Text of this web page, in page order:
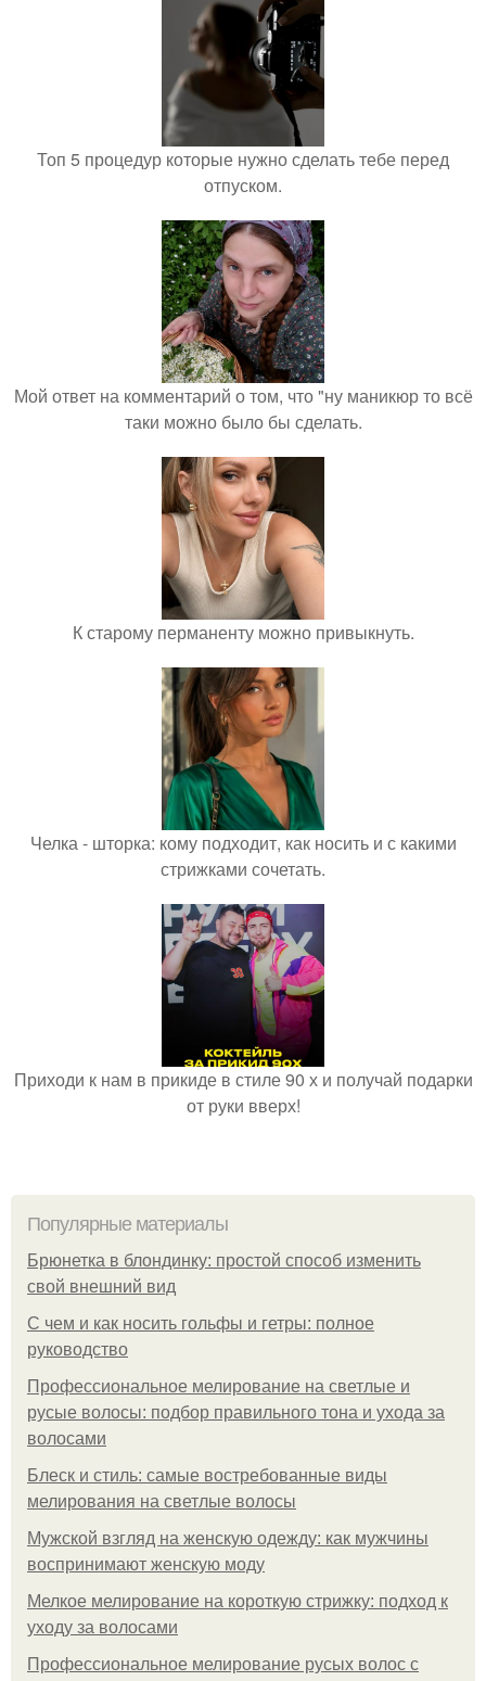
Топ 5 процедур которые нужно сделать тебе перед
отпуском.
Мой ответ на комментарий о том, что "ну маникюр то всё
таки можно было бы сделать.
К старому перманенту можно привыкнуть.
Челка - шторка: кому подходит, как носить и с какими
стрижками сочетать.
Приходи к нам в прикиде в стиле 90 х и получай подарки
от руки вверх!
Популярные материалы
Брюнетка в блондинку: простой способ изменить
свой внешний вид
С чем и как носить гольфы и гетры: полное
руководство
Профессиональное мелирование на светлые и
русые волосы: подбор правильного тона и ухода за
волосами
Блеск и стиль: самые востребованные виды
мелирования на светлые волосы
Мужской взгляд на женскую одежду: как мужчины
воспринимают женскую моду
Мелкое мелирование на короткую стрижку: подход к
уходу за волосами
Профессиональное мелирование русых волос с